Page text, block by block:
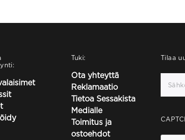
Tuki:
Ota yhteyttä
Reklamaatio
Tietoa Sessakista
Medialle
Toimitus ja
ostoehdot
Tilaa